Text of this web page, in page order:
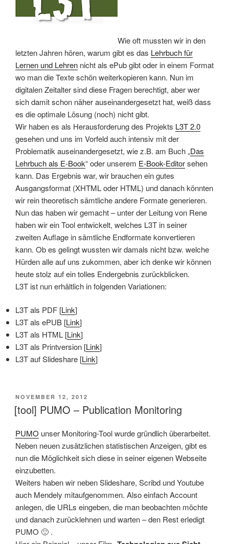
Wie oft mussten wir in den
letzten Jahren hören, warum gibt es das Lehrbuch für
Lernen und Lehren nicht als ePub gibt oder in einem Format
wo man die Texte schön weiterkopieren kann. Nun im
digitalen Zeitalter sind diese Fragen berechtigt, aber wer
sich damit schon näher auseinandergesetzt hat, weiß dass
es die optimale Lösung (noch) nicht gibt.
Wir haben es als Herausforderung des Projekts L3T 2.0
gesehen und uns im Vorfeld auch intensiv mit der
Problematik auseinandergesetzt, wie z.B. am Buch „Das
Lehrbuch als E-Book“ oder unserem E-Book-Editorsehen
kann. Das Ergebnis war, wir brauchen ein gutes
Ausgangsformat (XHTML oder HTML) und danach könnten
wir rein theoretisch sämtliche andere Formate generieren.
Nun das haben wir gemacht – unter der Leitung von Rene
haben wir ein Tool entwickelt, welches L3T in seiner
zweiten Auflage in sämtliche Endformate konvertieren
kann. Ob es gelingt wussten wir damals nicht bzw. welche
Hürden alle auf uns zukommen, aber ich denke wir können
heute stolz auf ein tolles Endergebnis zurückblicken.
L3T ist nun erhältlich in folgenden Variationen:
L3T als PDF [Link]
L3T als ePUB [Link]
L3T als HTML [Link]
L3T als Printversion [Link]
L3T auf Slideshare [Link]
VERÖFFENTLICHT
AM
NOVEMBER 12, 2012
[tool] PUMO – Publication Monitoring
PUMO unser Monitoring-Tool wurde gründlich überarbeitet.
Neben neuen zusätzlichen statistischen Anzeigen, gibt es
nun die Möglichkeit sich diese in seiner eigenen Webseite
einzubetten.
Weiters haben wir neben Slideshare, Scribd und Youtube
auch Mendely mitaufgenommen. Also einfach Account
anlegen, die URLs eingeben, die man beobachten möchte
und danach zurücklehnen und warten – den Rest erledigt
PUMO 🙂 .